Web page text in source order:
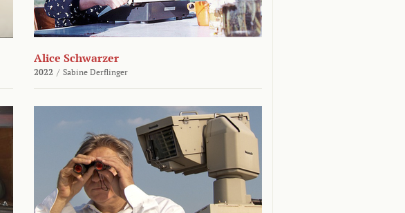
Alice Schwarzer
2022 / Sabine Derflinger